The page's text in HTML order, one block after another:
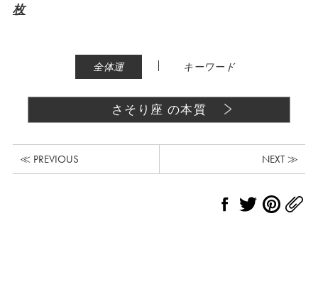
枚
全体運 | キーワード
さそり座 の本質
≪ PREVIOUS NEXT ≫